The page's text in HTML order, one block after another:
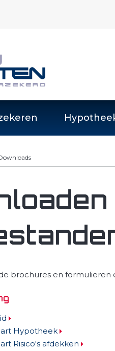
brochures en formulieren
Hypotheek
Risico's afdekken